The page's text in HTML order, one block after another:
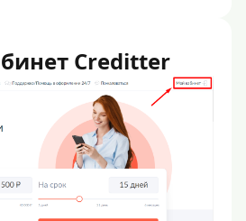
Creditter